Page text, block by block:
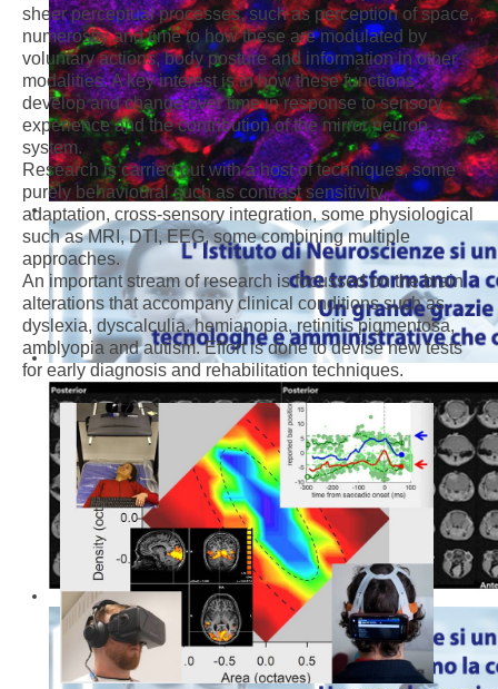
sheer perceptual processes, such as perception of space,
numerosity and time to how these are modulated by
voluntary actions, body posture and information in other
modalities. A key interest is in how these functions
develop and change over time in response to sensory
experience and the contribution of the mirror neuron
system.
Research is carried out with a host of techniques, some
purely behavioural such as contrast sensitivity,
adaptation, cross-sensory integration, some physiological
such as MRI, DTI, EEG, some combining multiple
approaches.
An important stream of research is focussed on the brain
alterations that accompany clinical conditions such as
dyslexia, dyscalculia, hemianopia, retinitis pigmentosa,
amblyopia and autism. Effort is done to devise new tests
for early diagnosis and rehabilitation techniques.